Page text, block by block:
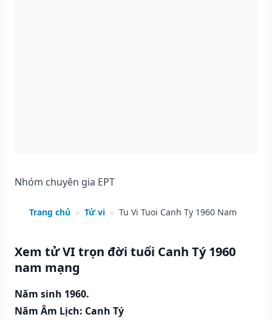
Nhóm chuyên gia EPT
Trang chủ » Tử vi » Tu Vi Tuoi Canh Ty 1960 Nam
Xem tử VI trọn đời tuổi Canh Tý 1960
nam mạng
Năm sinh 1960.
Năm Âm Lịch: Canh Tý